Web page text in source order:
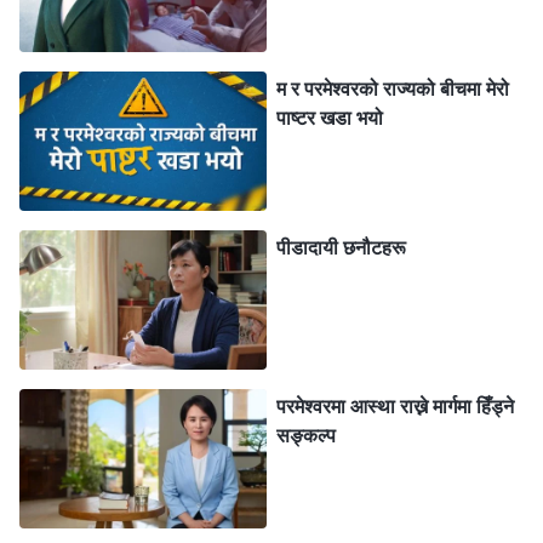
हुनुहुन्छ भन्‍ने थाहा थियो। मण्डली संघका एक वृद्ध पाष्टरले मलाई
कडाइपूर्वक सोधे, “तपाईं, तपाईंकी आमा र बज्यू किन सेवाहरूमा
आउनुहुन्‍न? मण्डली के हो तपाईंलाई थाहा छ? मण्डली छोड्नु प्रभु
येशूलाई धोका दिनु हो, र उहाँले तपाईंहरूलाई त्याग्‍नुहुनेछ भन्‍ने थाहा
छैन?” मैले तिनलाई भनेँ, “प्रभु येशूले भन्‍नुभयो, ‘
(मत्ती १८:२०)
। साँचो मण्डली भनेको के हो? मण्डली हुनलाई, कति
सदस्यहरू छन् वा यो कहाँ छ भन्‍ने कुराले फरक पर्दैन। जति जना
भेला भए पनि, यसमा पवित्र आत्‍माको काम, परमेश्‍वरको उपस्थिति, र
सत्यताको भरणपोषण छ भने, यो मण्डली हो। अहिले हामीले आजको
मण्डलीलाई हेर्‍यौँ भने, के यसमा पवित्र आत्‍माको काम छ? के
परमेश्‍वरको वचन पढ्दा अन्तर्दृष्टि मिल्छ? के सेवाहरू आनन्ददायी
छन् र के तिनले भरणपोषण दिन्छन्? पाष्टरहरूले त्यही पुरानै कुरा
प्रचार गर्छन् र यसले मानिसहरूलाई प्रभुलाई चिन्‍न मदत गर्दैन।
म र परमेश्‍वरको राज्यको बीचमा मेरो
पाष्टर खडा भयो
पीडादायी छनौटहरू
परमेश्‍वरमा आस्था राख्ने मार्गमा हिँड्ने
सङ्कल्प